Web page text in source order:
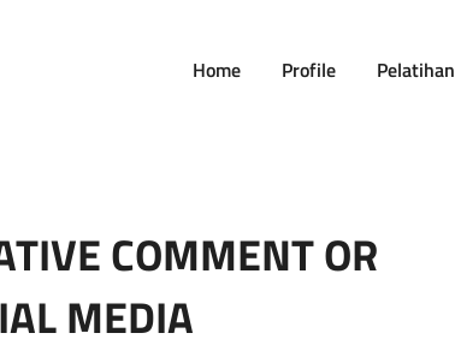
Home Profile Pelatihan
COMMENT OR
MEDIA